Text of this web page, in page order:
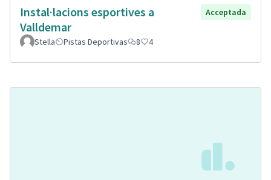
Instal·lacions esportives a
Valldemar
Acceptada
Stella Pistas Deportivas 8 4